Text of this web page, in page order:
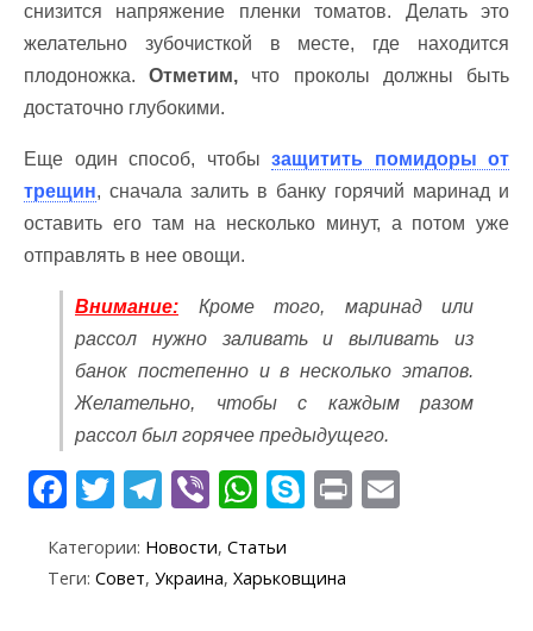
снизится напряжение пленки томатов. Делать это
желательно зубочисткой в месте, где находится
плодоножка.Отметим, что проколы должны быть
достаточно глубокими.
Еще один способ, чтобы защитить помидоры от
трещин, сначала залить в банку горячий маринад и
оставить его там на несколько минут, а потом уже
отправлять в нее овощи.
Внимание: Кроме того, маринад или
рассол нужно заливать и выливать из
банок постепенно и в несколько этапов.
Желательно, чтобы с каждым разом
рассол был горячее предыдущего.
F
e
T
itt
er
T
e
gr
Vi
er
W
at
S
y
p
Pr
Категории: Новости, Статьи
Теги: Совет, Украина, Харьковщина